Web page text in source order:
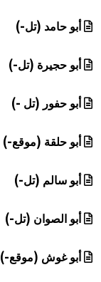
أبو حامد (تل-)
أبو حجيرة (تل-)
أبو حفور (تل -)
أبو حلقة (موقع-)
أبو سالم (تل-)
أبو الصوان (تل-)
أبو غوش (موقع-)